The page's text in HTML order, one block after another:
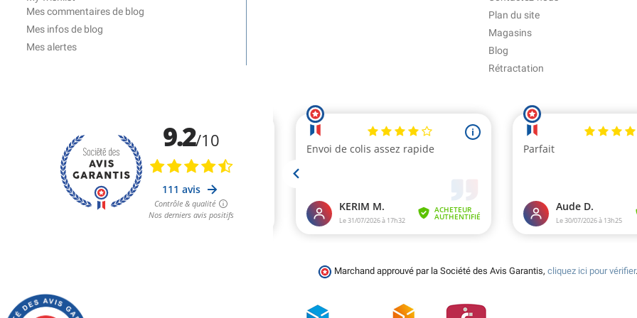
Mes commentaires de blog
Mes infos de blog
Mes alertes
Plan du site
Magasins
Blog
Rétractation
Marchand approuvé par la Société des Avis Garantis, cliquez ici pour vérifier.